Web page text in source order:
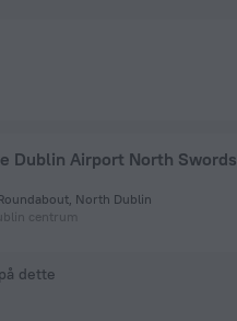
Dublin Airport North Swords
North Dublin
centrum
dette